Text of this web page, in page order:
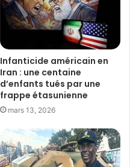
Infanticide américain en
Iran : une centaine
d’enfants tués par une
frappe étasunienne
mars 13, 2026